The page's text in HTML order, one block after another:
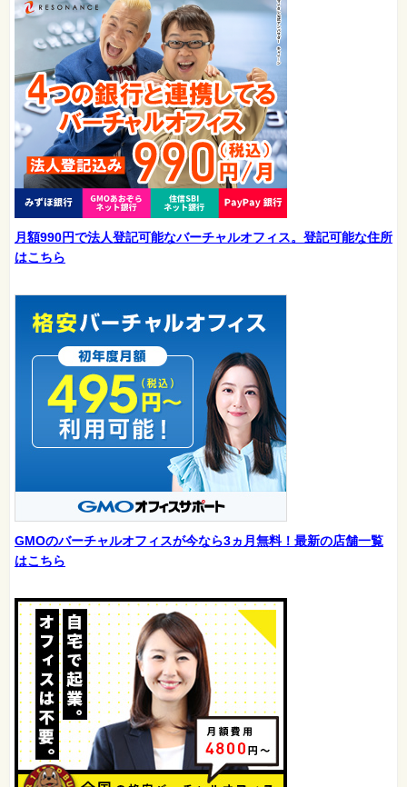
月額990円で法人登記可能なバーチャルオフィス。登記可能な住所
はこちら
GMOのバーチャルオフィスが今なら3ヵ月無料！最新の店舗一覧
はこちら